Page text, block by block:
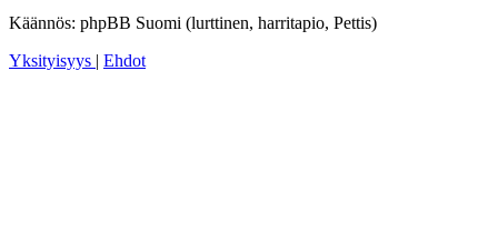
Käännös: phpBB Suomi (lurttinen, harritapio, Pettis)
Yksityisyys | Ehdot